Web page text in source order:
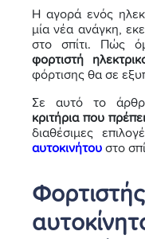
Η αγορά ενός
μία νέα ανάγκη,
στο σπίτι. Πώς
φορτιστή
φόρτισης θα σε
Σε αυτό το
κριτήρια που
διαθέσιμες
αυτοκινήτου στο